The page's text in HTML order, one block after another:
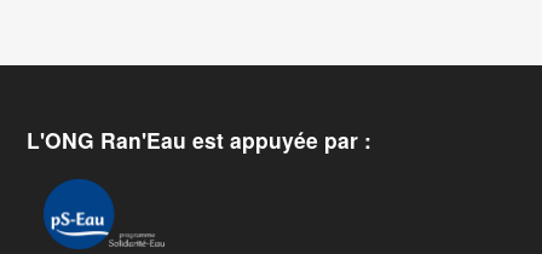
L'ONG Ran'Eau est appuyée par :